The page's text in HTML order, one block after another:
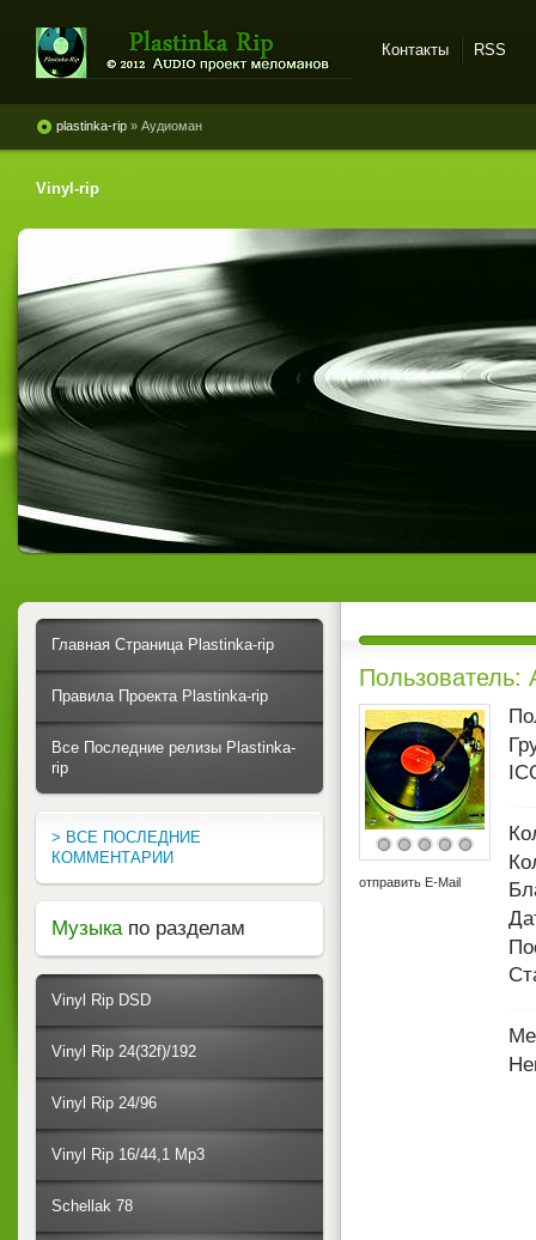
винила и магнитоальбомов
Контакты RSS
plastinka-rip » Аудиоман
Vinyl-rip
Пользователь:
отправить E-Mail
Главная Страница Plastinka-rip
Правила Проекта Plastinka-rip
Все Последние релизы Plastinka-
rip
> ВСЕ ПОСЛЕДНИЕ
КОММЕНТАРИИ
Музыка по разделам
Vinyl Rip DSD
Vinyl Rip 24(32f)/192
Vinyl Rip 24/96
Vinyl Rip 16/44,1 Mp3
Schellak 78